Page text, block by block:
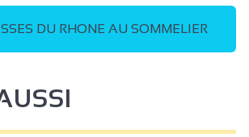
DU RHONE AU SOMMELIER